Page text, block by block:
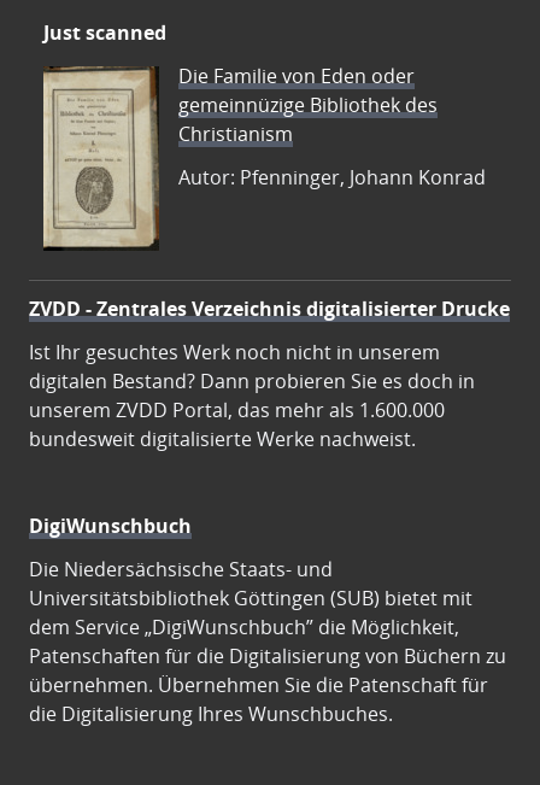
Just scanned
Die Familie von Eden oder
gemeinnüzige Bibliothek des
Christianism
Autor: Pfenninger, Johann Konrad
ZVDD - Zentrales Verzeichnis digitalisierter Drucke
Ist Ihr gesuchtes Werk noch nicht in unserem
digitalen Bestand? Dann probieren Sie es doch in
unserem ZVDD Portal, das mehr als 1.600.000
bundesweit digitalisierte Werke nachweist.
DigiWunschbuch
Die Niedersächsische Staats- und
Universitätsbibliothek Göttingen (SUB) bietet mit
dem Service „DigiWunschbuch” die Möglichkeit,
Patenschaften für die Digitalisierung von Büchern zu
übernehmen. Übernehmen Sie die Patenschaft für
die Digitalisierung Ihres Wunschbuches.